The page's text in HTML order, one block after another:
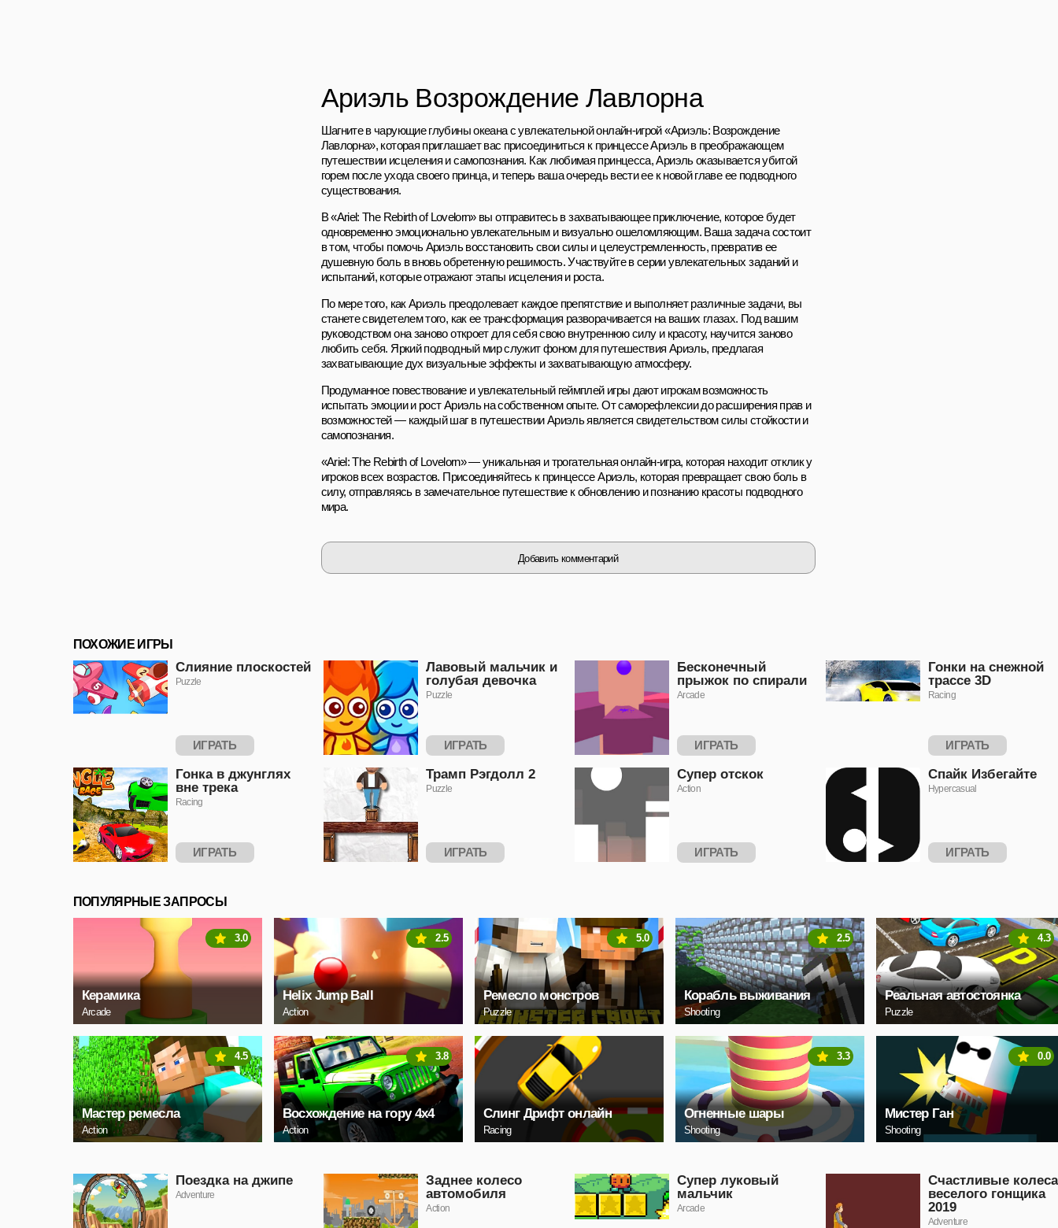
Ариэль Возрождение Лавлорна
Шагните в чарующие глубины океана с увлекательной онлайн-игрой «Ариэль: Возрождение
Лавлорна», которая приглашает вас присоединиться к принцессе Ариэль в преображающем
путешествии исцеления и самопознания. Как любимая принцесса, Ариэль оказывается убитой
горем после ухода своего принца, и теперь ваша очередь вести ее к новой главе ее подводного
существования.
В «Ariel: The Rebirth of Lovelorn» вы отправитесь в захватывающее приключение, которое будет
одновременно эмоционально увлекательным и визуально ошеломляющим. Ваша задача состоит
в том, чтобы помочь Ариэль восстановить свои силы и целеустремленность, превратив ее
душевную боль в вновь обретенную решимость. Участвуйте в серии увлекательных заданий и
испытаний, которые отражают этапы исцеления и роста.
По мере того, как Ариэль преодолевает каждое препятствие и выполняет различные задачи, вы
станете свидетелем того, как ее трансформация разворачивается на ваших глазах. Под вашим
руководством она заново откроет для себя свою внутреннюю силу и красоту, научится заново
любить себя. Яркий подводный мир служит фоном для путешествия Ариэль, предлагая
захватывающие дух визуальные эффекты и захватывающую атмосферу.
Продуманное повествование и увлекательный геймплей игры дают игрокам возможность
испытать эмоции и рост Ариэль на собственном опыте. От саморефлексии до расширения прав и
возможностей — каждый шаг в путешествии Ариэль является свидетельством силы стойкости и
самопознания.
«Ariel: The Rebirth of Lovelorn» — уникальная и трогательная онлайн-игра, которая находит отклик у
игроков всех возрастов. Присоединяйтесь к принцессе Ариэль, которая превращает свою боль в
силу, отправляясь в замечательное путешествие к обновлению и познанию красоты подводного
мира.
Добавить комментарий
ПОХОЖИЕ ИГРЫ
Слияние плоскостей
Puzzle
ИГРАТЬ
Лавовый мальчик и
голубая девочка
Puzzle
ИГРАТЬ
Бесконечный
прыжок по спирали
Arcade
ИГРАТЬ
Гонки на снежной
трассе 3D
Racing
ИГРАТЬ
Гонка в джунглях
вне трека
Racing
ИГРАТЬ
Трамп Рэгдолл 2
Puzzle
ИГРАТЬ
Супер отскок
Action
ИГРАТЬ
Спайк Избегайте
Hypercasual
ИГРАТЬ
ПОПУЛЯРНЫЕ ЗАПРОСЫ
Керамика
Arcade
3.0
Helix Jump Ball
Action
2.5
Ремесло монстров
Puzzle
5.0
Корабль выживания
Shooting
2.5
Реальная автостоянка
Puzzle
4.3
Мастер ремесла
Action
4.5
Восхождение на гору 4x4
Action
3.8
Слинг Дрифт онлайн
Racing
Огненные шары
Shooting
3.3
Мистер Ган
Shooting
0.0
Поездка на джипе
Adventure
Заднее колесо
автомобиля
Action
Супер луковый
мальчик
Arcade
Счастливые колеса
веселого гонщика
2019
Adventure